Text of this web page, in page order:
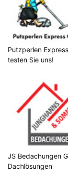
Putzperlen
testen Sie uns!
JS Bedachungen
Dachlösungen